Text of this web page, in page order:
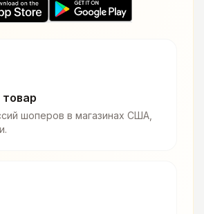
шоперов в магазинах США,